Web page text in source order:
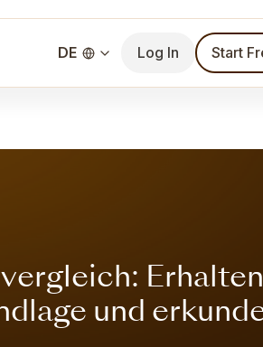
DE Log In Start
und